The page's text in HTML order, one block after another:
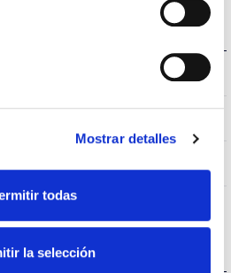
Mostrar detalles
todas
la selección
IP66